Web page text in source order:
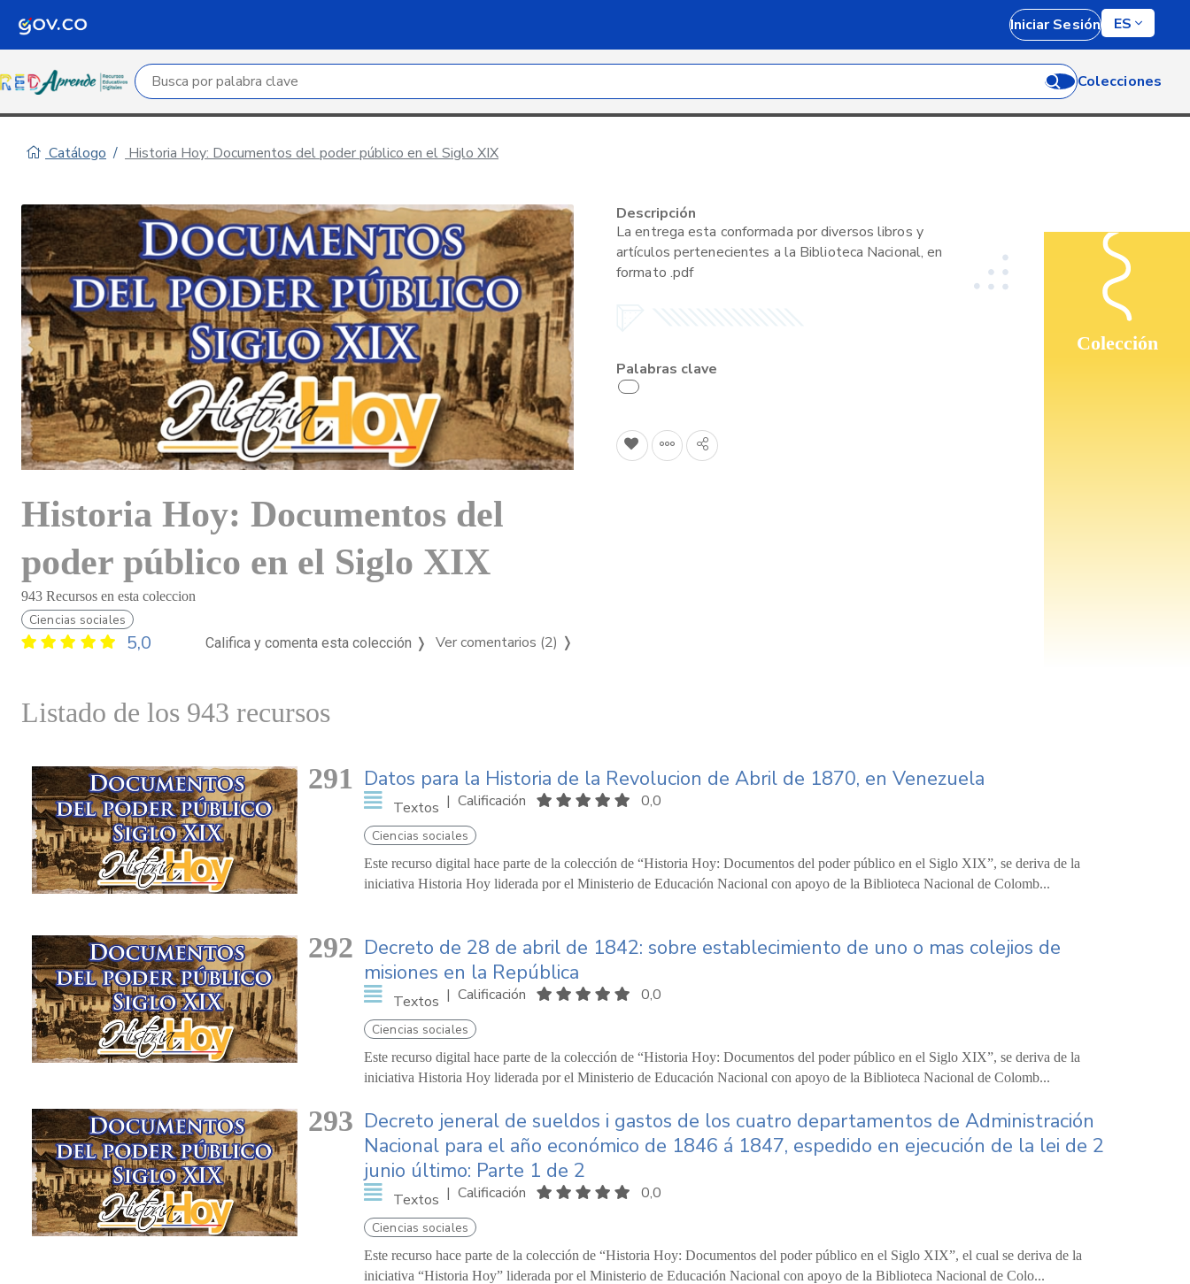
Iniciar Sesión ES
Campo de búsqueda por palabra clave Colecciones
Catálogo Historia Hoy: Documentos del poder público en el Siglo XIX
Colección
Historia Hoy: Documentos del
poder público en el Siglo XIX
943 Recursos en esta coleccion
Ciencias sociales
5,0 Califica y comenta esta colección ❭ Ver comentarios (2) ❭
Descripción
La entrega esta conformada por diversos libros y
artículos pertenecientes a la Biblioteca Nacional, en
formato .pdf
Palabras clave
Listado de los 943 recursos
291 Datos para la Historia de la Revolucion de Abril de 1870, en Venezuela
Textos | Calificación 0,0
Ciencias sociales
Este recurso digital hace parte de la colección de “Historia Hoy: Documentos del poder público en el Siglo XIX”, se deriva de la
iniciativa Historia Hoy liderada por el Ministerio de Educación Nacional con apoyo de la Biblioteca Nacional de Colomb...
292 Decreto de 28 de abril de 1842: sobre establecimiento de uno o mas colejios de
misiones en la República
Textos | Calificación 0,0
Ciencias sociales
Este recurso digital hace parte de la colección de “Historia Hoy: Documentos del poder público en el Siglo XIX”, se deriva de la
iniciativa Historia Hoy liderada por el Ministerio de Educación Nacional con apoyo de la Biblioteca Nacional de Colomb...
293 Decreto jeneral de sueldos i gastos de los cuatro departamentos de Administración
Nacional para el año económico de 1846 á 1847, espedido en ejecución de la lei de 2
junio último: Parte 1 de 2
Textos | Calificación 0,0
Ciencias sociales
Este recurso hace parte de la colección de “Historia Hoy: Documentos del poder público en el Siglo XIX”, el cual se deriva de la
iniciativa “Historia Hoy” liderada por el Ministerio de Educación Nacional con apoyo de la Biblioteca Nacional de Colo...